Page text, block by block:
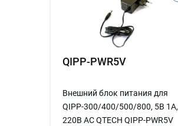
QIPP-PWR5V
Внешний блок питания для
QIPP-300/400/500/800, 5В 1А,
220В AC QTECH QIPP-PWR5V